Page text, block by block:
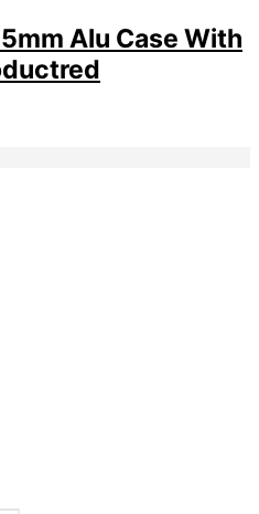
Alu Case With